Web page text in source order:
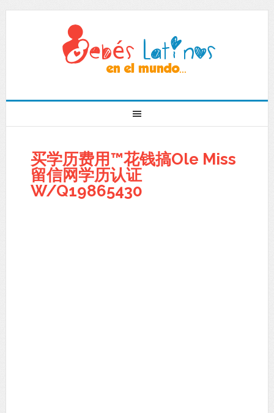
买学历费用™花钱搞Ole Miss
留信网学历认证
W/Q19865430